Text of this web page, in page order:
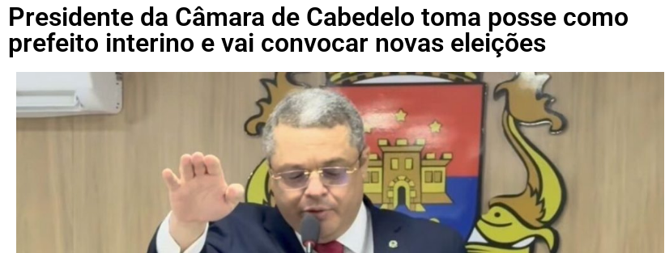
Presidente da Câmara de Cabedelo toma posse como
prefeito interino e vai convocar novas eleições